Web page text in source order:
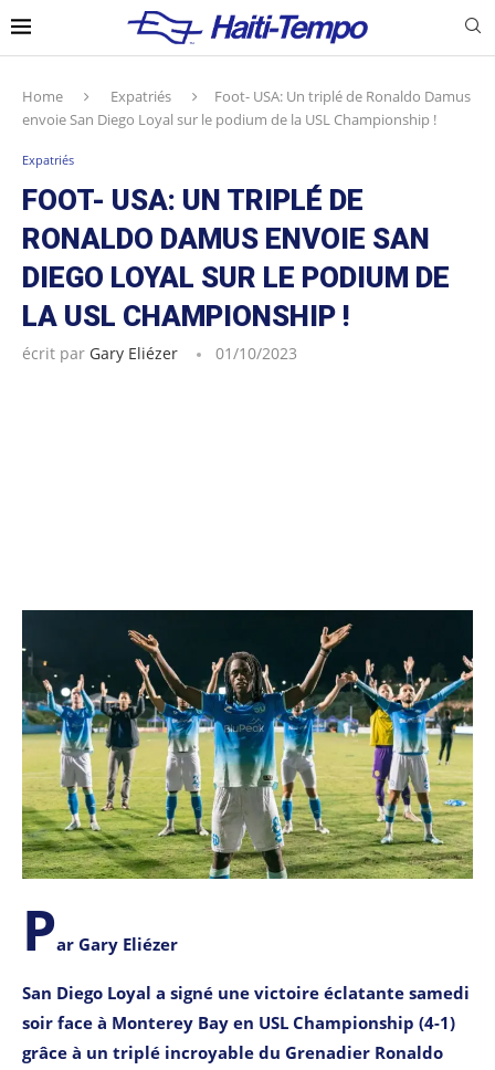
Home Expatriés
Foot- USA: Un triplé de Ronaldo Damus
envoie San Diego Loyal sur le podium de la USL Championship !
Expatriés
FOOT- USA: UN TRIPLÉ DE
RONALDO DAMUS ENVOIE SAN
DIEGO LOYAL SUR LE PODIUM DE
LA USL CHAMPIONSHIP !
écrit par Gary Eliézer 01/10/2023
Par Gary Eliézer
San Diego Loyal a signé une victoire éclatante samedi
soir face à Monterey Bay en USL Championship (4-1)
grâce à un triplé incroyable du Grenadier Ronaldo